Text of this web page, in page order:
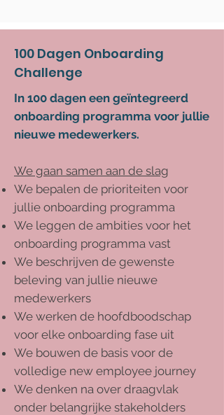
100 Dagen Onboarding
Challenge
In 100 dagen een geïntegreerd
onboarding programma voor jullie
nieuwe medewerkers.
We gaan samen aan de slag
We bepalen de prioriteiten voor
jullie onboarding programma
We leggen de ambities voor het
onboarding programma vast
We beschrijven de gewenste
beleving van jullie nieuwe
medewerkers
We werken de hoofdboodschap
voor elke onboarding fase uit
We bouwen de basis voor de
volledige new employee journey
We denken na over draagvlak
onder belangrijke stakeholders